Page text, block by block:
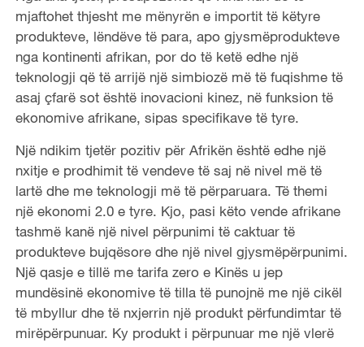
mjaftohet thjesht me mënyrën e importit të këtyre
produkteve, lëndëve të para, apo gjysmëprodukteve
nga kontinenti afrikan, por do të ketë edhe një
teknologji që të arrijë një simbiozë më të fuqishme të
asaj çfarë sot është inovacioni kinez, në funksion të
ekonomive afrikane, sipas specifikave të tyre.
Një ndikim tjetër pozitiv për Afrikën është edhe një
nxitje e prodhimit të vendeve të saj në nivel më të
lartë dhe me teknologji më të përparuara. Të themi
një ekonomi 2.0 e tyre. Kjo, pasi këto vende afrikane
tashmë kanë një nivel përpunimi të caktuar të
produkteve bujqësore dhe një nivel gjysmëpërpunimi.
Një qasje e tillë me tarifa zero e Kinës u jep
mundësinë ekonomive të tilla të punojnë me një cikël
të mbyllur dhe të nxjerrin një produkt përfundimtar të
mirëpërpunuar. Ky produkt i përpunuar me një vlerë